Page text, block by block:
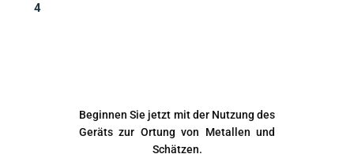
4
Beginnen Sie jetzt mit der Nutzung des
Geräts zur Ortung von Metallen und
Schätzen.